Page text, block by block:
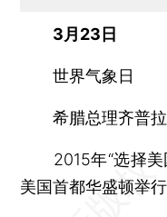
3月23日
世界气象日
希腊总理齐普拉
2015年“选择美
美国首都华盛顿举行